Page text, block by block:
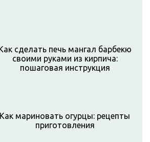
Как сделать печь мангал барбекю
своими руками из кирпича:
пошаговая инструкция
Как мариновать огурцы: рецепты
приготовления